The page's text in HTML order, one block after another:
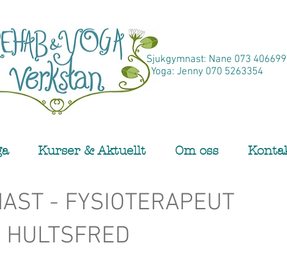
Sjukgymnast: Nane 073
​ Yoga: Jenny 070 5263354
Kurser & Aktuellt Om oss
- FYSIOTERAPEUT
HULTSFRED